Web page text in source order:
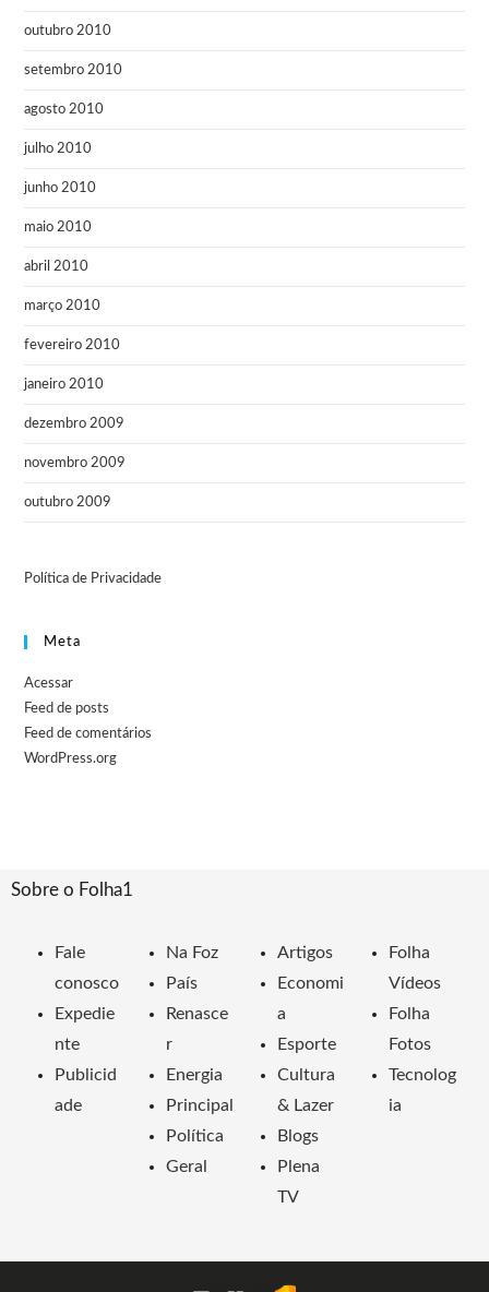
outubro 2010
setembro 2010
agosto 2010
julho 2010
junho 2010
maio 2010
abril 2010
março 2010
fevereiro 2010
janeiro 2010
dezembro 2009
novembro 2009
outubro 2009
Política de Privacidade
Meta
Acessar
Feed de posts
Feed de comentários
WordPress.org
Sobre o Folha1
Fale
conosco
Expedie
nte
Publicid
ade
Na Foz
País
Renasce
r
Energia
Principal
Política
Geral
Artigos
Economi
a
Esporte
Cultura
& Lazer
Blogs
Plena
TV
Folha
Vídeos
Folha
Fotos
Tecnolog
ia